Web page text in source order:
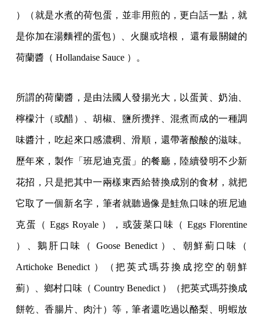
）（就是水煮的荷包蛋，並非用煎的，更白話一點，就
是你加在湯麵裡的蛋包）、火腿或培根， 還有最關鍵的
荷蘭醬（ Hollandaise Sauce ）。
所謂的荷蘭醬，是由法國人發揚光大，以蛋黃、奶油、
檸檬汁（或醋）、胡椒、鹽所攪拌、混煮而成的一種調
味醬汁，吃起來口感濃稠、滑順，還帶著酸酸的滋味。
歷年來，製作「班尼迪克蛋」的餐廳，陸續發明不少新
花招，只是把其中一兩樣東西給替換成別的食材，就把
它取了一個新名字，筆者就聽過像是鮭魚口味的班尼迪
克蛋（ Eggs Royale ），或菠菜口味（ Eggs Florentine
）、鵝肝口味（ Goose Benedict ）、朝鮮薊口味（
Artichoke Benedict ）（把英式瑪芬換成挖空的朝鮮
薊）、鄉村口味（ Country Benedict ）（把英式瑪芬換成
餅乾、香腸片、肉汁）等，筆者還吃過以酪梨、明蝦放